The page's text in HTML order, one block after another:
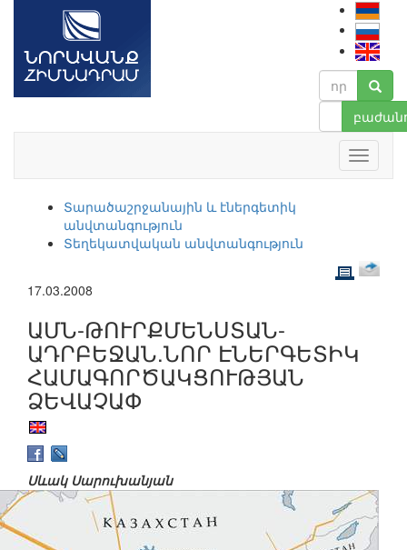
Տարածաշրջանային և էներգետիկ
անվտանգություն
Տեղեկատվական անվտանգություն
17.03.2008
ԱՄՆ-ԹՈՒՐՔՄԵՆՍՏԱՆ-
ԱԴՐԲԵՋԱՆ.ՆՈՐ ԷՆԵՐԳԵՏԻԿ
ՀԱՄԱԳՈՐԾԱԿՑՈՒԹՅԱՆ
ՁԵՎԱՉԱՓ
Սևակ Սարուխանյան